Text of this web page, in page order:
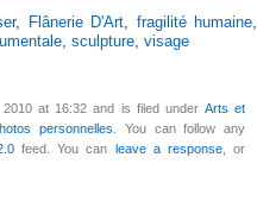
, Flânerie D'Art, fragilité humaine,
, sculpture, visage
at 16:32 and is filed under Arts et
personnelles . You can follow any
feed. You can leave a response, or